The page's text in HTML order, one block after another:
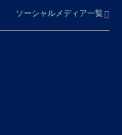
ソーシャルメディア一覧